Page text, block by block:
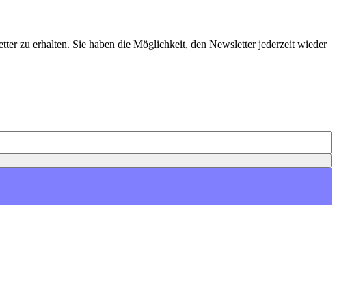
zu erhalten. Sie haben die Möglichkeit, den Newsletter jederzeit wieder